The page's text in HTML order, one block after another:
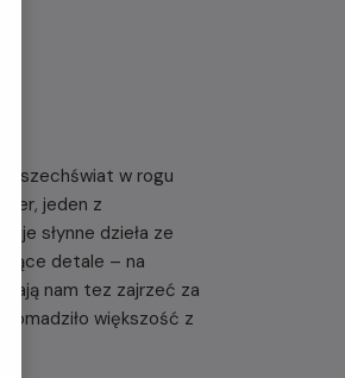
w rogu
jeden z
słynne dzieła ze
detale – na
nam tez zajrzeć za
większość z